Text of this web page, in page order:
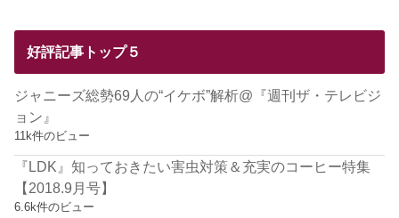
好評記事トップ５
ジャニーズ総勢69人の“イケボ”解析@『週刊ザ・テレビジ
ョン』
11k件のビュー
『LDK』知っておきたい害虫対策＆充実のコーヒー特集
【2018.9月号】
6.6k件のビュー